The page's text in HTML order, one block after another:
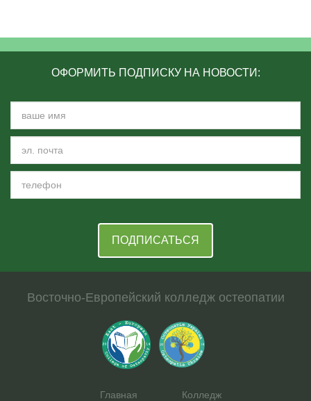
ОФОРМИТЬ ПОДПИСКУ НА НОВОСТИ:
ПОДПИСАТЬСЯ
Восточно-Европейский колледж остеопатии
Главная
Колледж